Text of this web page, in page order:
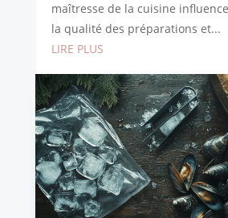
maîtresse de la cuisine
la qualité des préparations et...
LIRE PLUS